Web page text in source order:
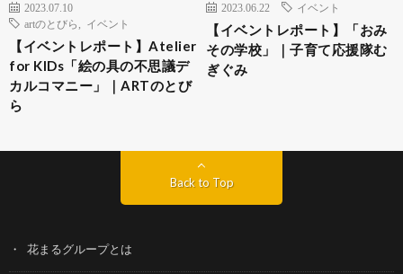
2023.07.10
artのとびら
イベント
【イベントレポート】Atelier
for KIDs「絵の具の不思議デ
カルコマニー」｜ARTのとび
ら
2023.06.22 イベント
【イベントレポート】「おみ
その学校」｜子育て応援隊む
ぎぐみ
Back to Top
花まるグループとは